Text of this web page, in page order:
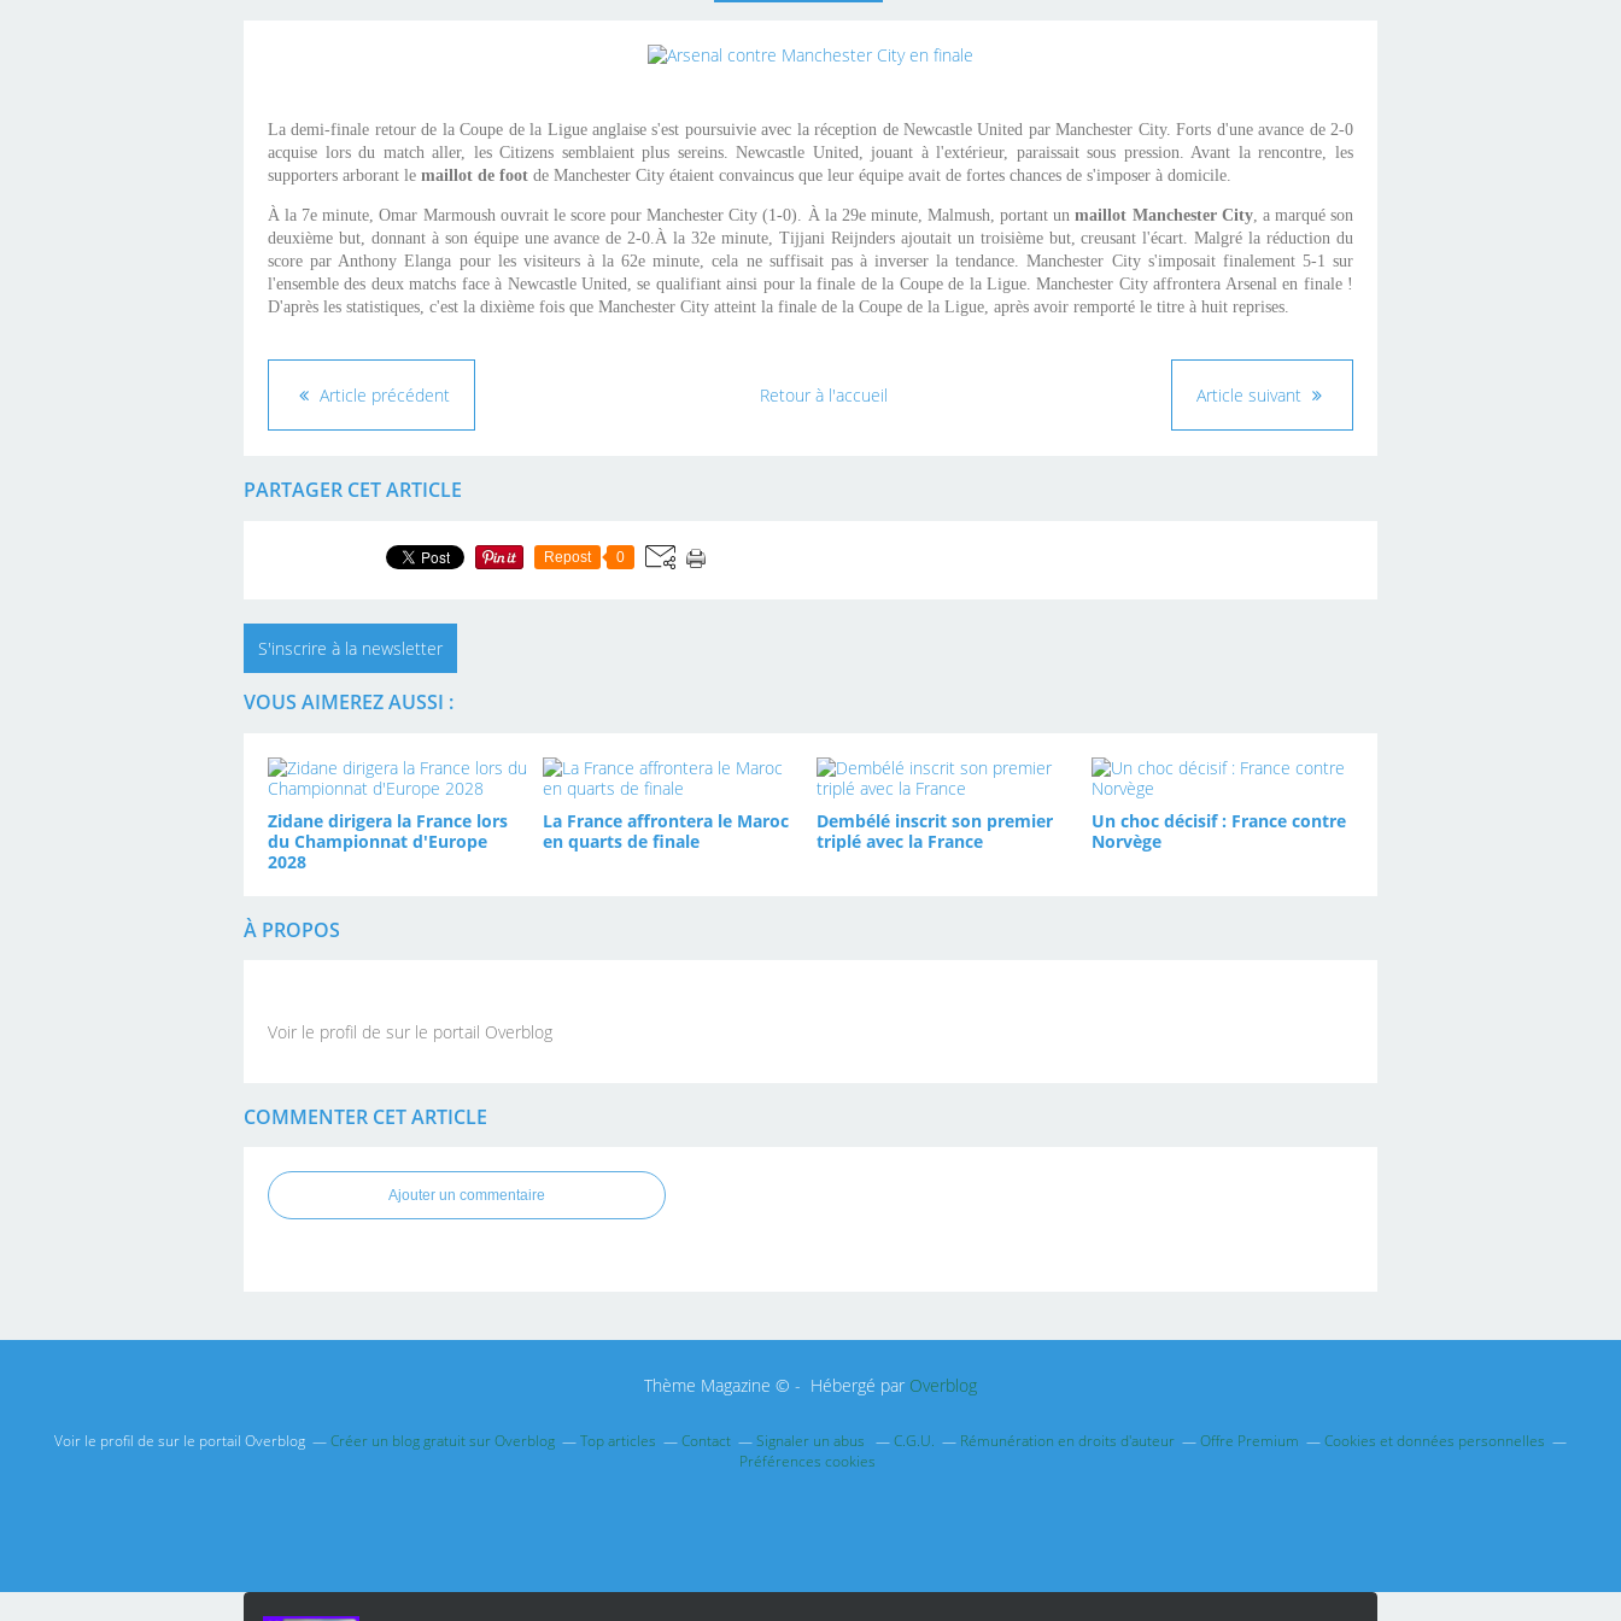
La demi-finale retour de la Coupe de la Ligue anglaise s'est poursuivie avec la réception de Newcastle United par Manchester City. Forts d'une avance de 2-0
acquise lors du match aller, les Citizens semblaient plus sereins. Newcastle United, jouant à l'extérieur, paraissait sous pression. Avant la rencontre, les
supporters arborant le maillot de foot de Manchester City étaient convaincus que leur équipe avait de fortes chances de s'imposer à domicile.
À la 7e minute, Omar Marmoush ouvrait le score pour Manchester City (1-0). À la 29e minute, Malmush, portant unmaillot Manchester City, a marqué son
deuxième but, donnant à son équipe une avance de 2-0.À la 32e minute, Tijjani Reijnders ajoutait un troisième but, creusant l'écart. Malgré la réduction du
score par Anthony Elanga pour les visiteurs à la 62e minute, cela ne suffisait pas à inverser la tendance. Manchester City s'imposait finalement 5-1 sur
l'ensemble des deux matchs face à Newcastle United, se qualifiant ainsi pour la finale de la Coupe de la Ligue. Manchester City affrontera Arsenal en finale !
D'après les statistiques, c'est la dixième fois que Manchester City atteint la finale de la Coupe de la Ligue, après avoir remporté le titre à huit reprises.
Article précédent Article suivant
Retour à l'accueil
PARTAGER CET ARTICLE
Repost 0
S'inscrire à la newsletter
VOUS AIMEREZ AUSSI :
Zidane dirigera la France lors
du Championnat d'Europe
2028
La France affrontera le Maroc
en quarts de finale
Dembélé inscrit son premier
triplé avec la France
Un choc décisif : France contre
Norvège
À PROPOS
Voir le profil de sur le portail Overblog
COMMENTER CET ARTICLE
Ajouter un commentaire
Thème Magazine © - Hébergé par Overblog
Voir le profil de sur le portail Overblog Créer un blog gratuit sur Overblog Top articles Contact Signaler un abus C.G.U. Rémunération en droits d'auteur Offre Premium
Cookies et données personnelles
Préférences cookies